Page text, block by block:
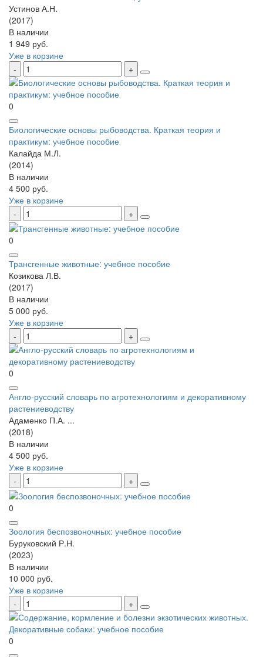
Устинов А.Н.
(2017)
В наличии
1 949 руб.
Уже в корзине
0
Биологические основы рыбоводства. Краткая теория и
практикум: учебное пособие
Калайда М.Л.
(2014)
В наличии
4 500 руб.
Уже в корзине
0
Трансгенные животные: учебное пособие
Козикова Л.В.
(2017)
В наличии
5 000 руб.
Уже в корзине
0
Англо-русский словарь по агротехнологиям и декоративному
растениеводству
Адаменко П.А. ...
(2018)
В наличии
4 500 руб.
Уже в корзине
0
Зоология беспозвоночных: учебное пособие
Буруковский Р.Н.
(2023)
В наличии
10 000 руб.
Уже в корзине
0